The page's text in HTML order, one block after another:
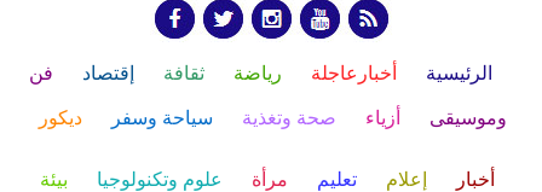
الرئيسية أخبارعاجلة رياضة ثقافة إقتصاد فن
وموسيقى أزياء صحة وتغذية سياحة وسفر ديكور
أخبار إعلام تعليم مرأة علوم وتكنولوجيا بيئة